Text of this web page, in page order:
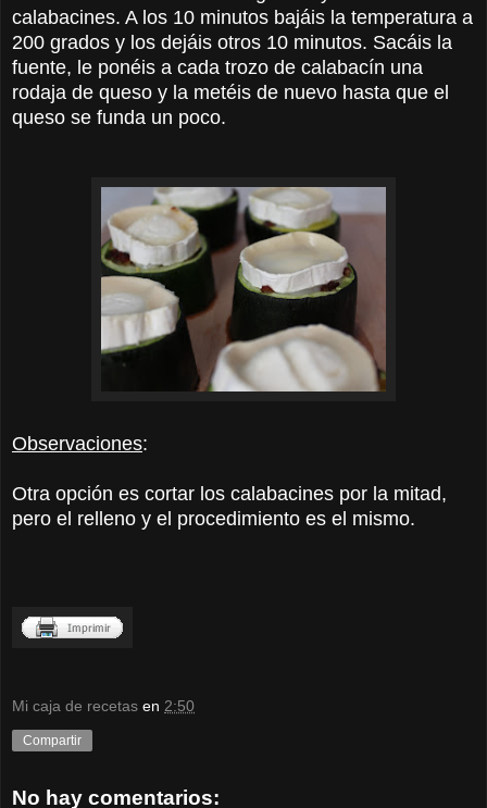
calabacines. A los 10 minutos bajáis la temperatura a
200 grados y los dejáis otros 10 minutos. Sacáis la
fuente, le ponéis a cada trozo de calabacín una
rodaja de queso y la metéis de nuevo hasta que el
queso se funda un poco.
Observaciones:
Otra opción es cortar los calabacines por la mitad,
pero el relleno y el procedimiento es el mismo.
Mi caja de recetas en 2:50
Compartir
No hay comentarios: